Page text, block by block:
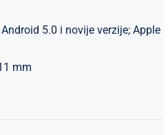
5.0 i novije verzije; Apple
mm